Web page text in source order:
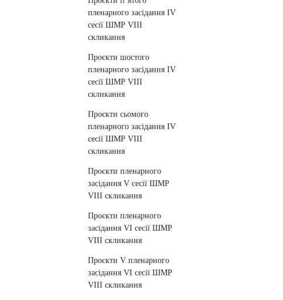
пленарного засідання ІV
сесії ШМР VIII
cкликання
Проєкти шостого
пленарного засідання ІV
сесії ШМР VIII
cкликання
Проєкти сьомого
пленарного засідання ІV
сесії ШМР VIII
cкликання
Проєкти пленарного
засідання V сесії ШМР
VIII cкликання
Проєкти пленарного
засідання VІ сесії ШМР
VIII cкликання
Проєкти V пленарного
засідання VI сесії ШМР
VIII cкликання